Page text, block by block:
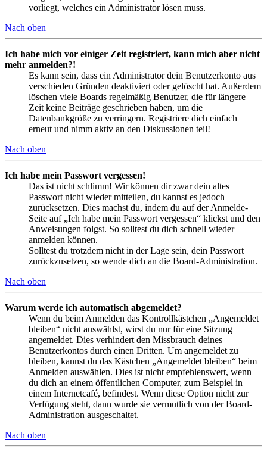
vorliegt, welches ein Administrator lösen muss.
Nach oben
Ich habe mich vor einiger Zeit registriert, kann mich aber nicht
mehr anmelden?!
Es kann sein, dass ein Administrator dein Benutzerkonto aus
verschieden Gründen deaktiviert oder gelöscht hat. Außerdem
löschen viele Boards regelmäßig Benutzer, die für längere
Zeit keine Beiträge geschrieben haben, um die
Datenbankgröße zu verringern. Registriere dich einfach
erneut und nimm aktiv an den Diskussionen teil!
Nach oben
Ich habe mein Passwort vergessen!
Das ist nicht schlimm! Wir können dir zwar dein altes
Passwort nicht wieder mitteilen, du kannst es jedoch
zurücksetzen. Dies machst du, indem du auf der Anmelde-
Seite auf „Ich habe mein Passwort vergessen“ klickst und den
Anweisungen folgst. So solltest du dich schnell wieder
anmelden können.
Solltest du trotzdem nicht in der Lage sein, dein Passwort
zurückzusetzen, so wende dich an die Board-Administration.
Nach oben
Warum werde ich automatisch abgemeldet?
Wenn du beim Anmelden das Kontrollkästchen „Angemeldet
bleiben“ nicht auswählst, wirst du nur für eine Sitzung
angemeldet. Dies verhindert den Missbrauch deines
Benutzerkontos durch einen Dritten. Um angemeldet zu
bleiben, kannst du das Kästchen „Angemeldet bleiben“ beim
Anmelden auswählen. Dies ist nicht empfehlenswert, wenn
du dich an einem öffentlichen Computer, zum Beispiel in
einem Internetcafé, befindest. Wenn diese Option nicht zur
Verfügung steht, dann wurde sie vermutlich von der Board-
Administration ausgeschaltet.
Nach oben